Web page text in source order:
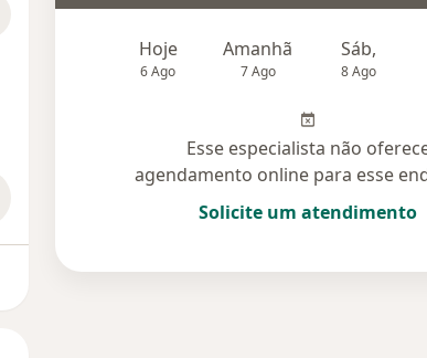
Hoje
6 Ago
Amanhã
7 Ago
Sáb,
8 Ago
Esse especialista não
agendamento online para esse
Solicite um atendimento